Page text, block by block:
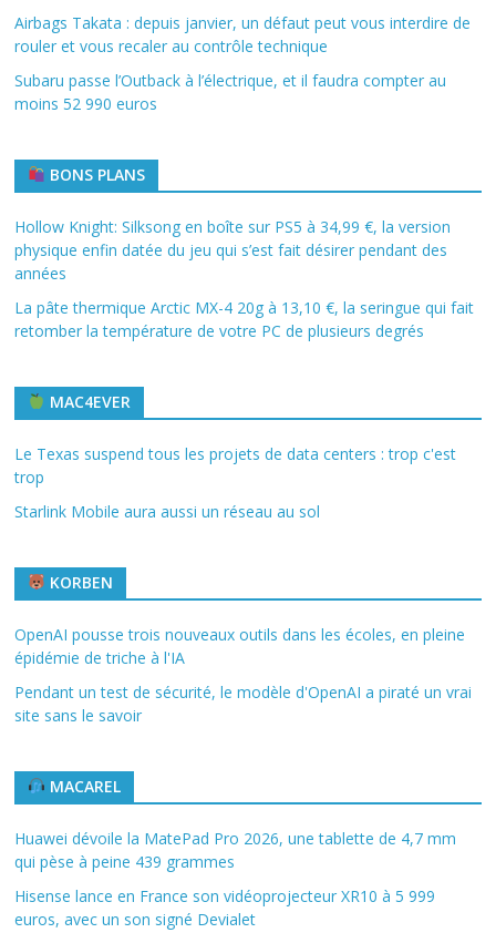
Airbags Takata : depuis janvier, un défaut peut vous interdire de
rouler et vous recaler au contrôle technique
Subaru passe l’Outback à l’électrique, et il faudra compter au
moins 52 990 euros
BONS PLANS
Hollow Knight: Silksong en boîte sur PS5 à 34,99 €, la version
physique enfin datée du jeu qui s’est fait désirer pendant des
années
La pâte thermique Arctic MX-4 20g à 13,10 €, la seringue qui fait
retomber la température de votre PC de plusieurs degrés
MAC4EVER
Le Texas suspend tous les projets de data centers : trop c'est
trop
Starlink Mobile aura aussi un réseau au sol
KORBEN
OpenAI pousse trois nouveaux outils dans les écoles, en pleine
épidémie de triche à l'IA
Pendant un test de sécurité, le modèle d'OpenAI a piraté un vrai
site sans le savoir
MACAREL
Huawei dévoile la MatePad Pro 2026, une tablette de 4,7 mm
qui pèse à peine 439 grammes
Hisense lance en France son vidéoprojecteur XR10 à 5 999
euros, avec un son signé Devialet